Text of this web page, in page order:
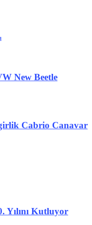
New Beetle
Cabrio Canavar
Yılını Kutluyor